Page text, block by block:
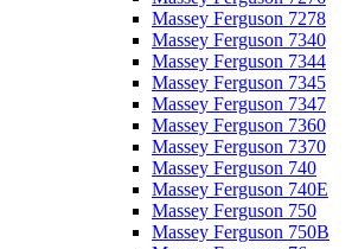
Massey Ferguson 7278
Massey Ferguson 7340
Massey Ferguson 7344
Massey Ferguson 7345
Massey Ferguson 7347
Massey Ferguson 7360
Massey Ferguson 7370
Massey Ferguson 740
Massey Ferguson 740E
Massey Ferguson 750
Massey Ferguson 750B